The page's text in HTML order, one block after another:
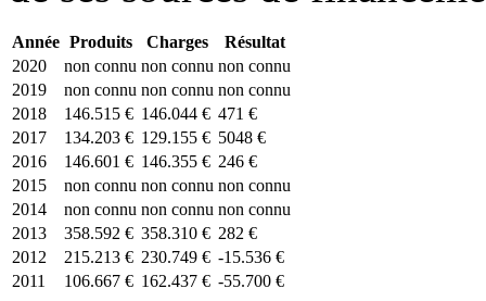
Année Produits Charges
Résultat
2020
non connu non connu non connu
2019
non connu non connu non connu
2018
146.515 € 146.044 € 471 €
2017
134.203 € 129.155 € 5048 €
2016
146.601 € 146.355 € 246 €
2015
non connu non connu non connu
2014
non connu non connu non connu
2013
358.592 € 358.310 € 282 €
2012
215.213 € 230.749 € -15.536 €
2011
106.667 € 162.437 € -55.700 €